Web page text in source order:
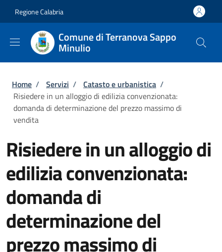
Regione Calabria
Comune di Terranova Sappo
Minulio
Briciole di pane
Home / Servizi / Catasto e urbanistica /
Risiedere in un alloggio di edilizia convenzionata:
domanda di determinazione del prezzo massimo di
vendita
Risiedere in un alloggio di
edilizia convenzionata:
domanda di
determinazione del
prezzo massimo di